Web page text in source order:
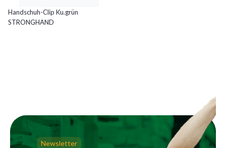
Handschuh-Clip Ku.grün
STRONGHAND
Newsletter